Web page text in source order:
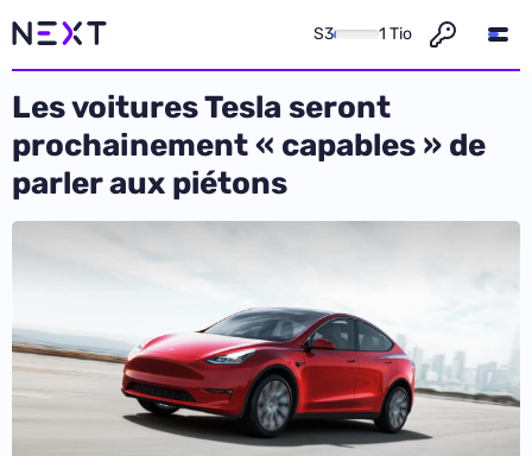
S3 1 Tio
Les voitures Tesla seront
prochainement « capables » de
parler aux piétons